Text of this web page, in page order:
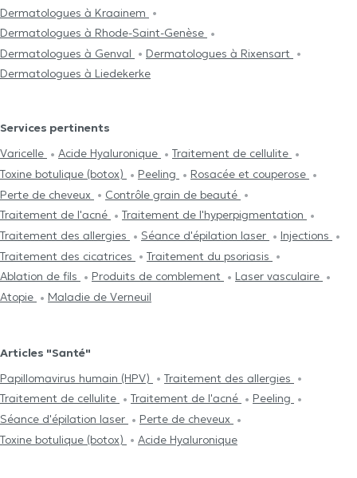
Dermatologues à Kraainem
Dermatologues à Rhode-Saint-Genèse
Dermatologues à Genval
Dermatologues à Rixensart
Dermatologues à Liedekerke
Services pertinents
Varicelle
Acide Hyaluronique
Traitement de cellulite
Toxine botulique (botox)
Peeling
Rosacée et couperose
Perte de cheveux
Contrôle grain de beauté
Traitement de l'acné
Traitement de l'hyperpigmentation
Traitement des allergies
Séance d'épilation laser
Injections
Traitement des cicatrices
Traitement du psoriasis
Ablation de fils
Produits de comblement
Laser vasculaire
Atopie
Maladie de Verneuil
Articles "Santé"
Papillomavirus humain (HPV)
Traitement des allergies
Traitement de cellulite
Traitement de l'acné
Peeling
Séance d'épilation laser
Perte de cheveux
Toxine botulique (botox)
Acide Hyaluronique